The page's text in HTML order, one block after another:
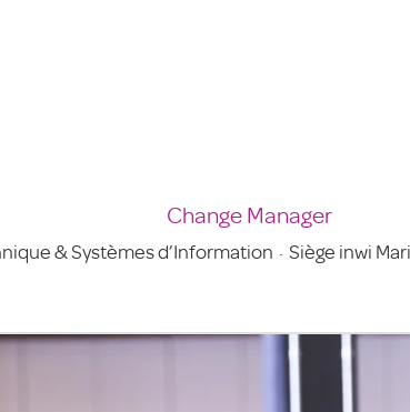
Change Manager
& Systèmes d’Information · Siège inwi